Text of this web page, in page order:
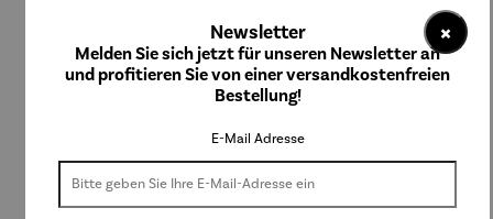
Farbauswahl
schwarz weiß
Größenauswahl auswählen
In den Warenkorb
×
Newsletter
Melden Sie sich jetzt für unseren Newsletter an
und profitieren Sie von einer versandkostenfreien
Bestellung!
E-Mail Adresse